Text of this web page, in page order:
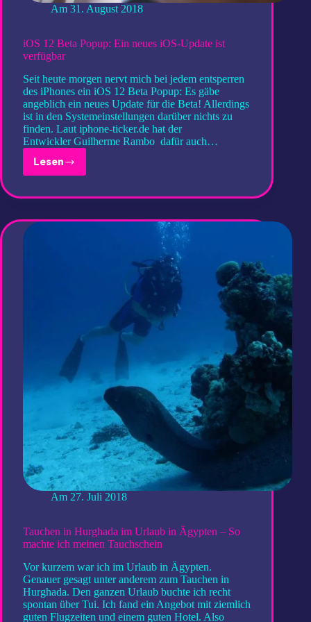
Am 31. August 2018
iOS 12 Beta Popup: Ein neues iOS-Update ist
verfügbar
Seit heute morgen nervt mich bei jedem entsperren
des iPhones ein iOS 12 Beta Popup: Es gäbe
angeblich ein neues Update für die Beta! Allerdings
ist in den Systemeinstellungen darüber nichts zu
finden. Laut iphone-ticker.de hat der
Entwickler Guilherme Rambo dafür auch…
LeseniOS
12
Ein
Am 27. Juli 2018
Tauchen in Hurghada im Urlaub in Ägypten – So
machte ich meinen Tauchschein
Vor kurzem war ich im Urlaub in Ägypten.
Genauer gesagt unter anderem zum Tauchen in
Hurghada. Den ganzen Urlaub buchte ich recht
spontan über Tui. Ich fand ein Angebot mit ziemlich
guten Flugzeiten und einem guten Hotel. Also